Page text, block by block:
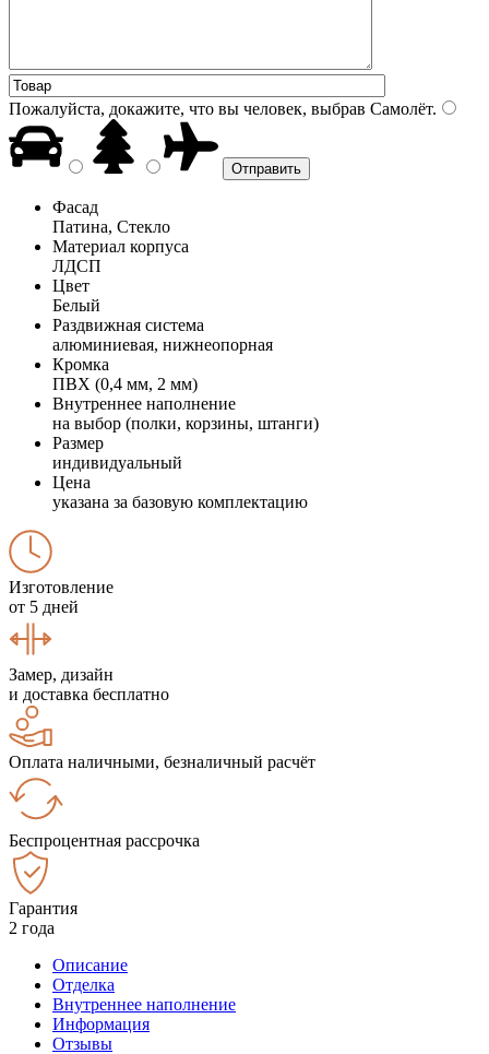
Пожалуйста, докажите, что вы человек, выбрав Самолёт.
Фасад
Патина, Стекло
Материал корпуса
ЛДСП
Цвет
Белый
Раздвижная система
алюминиевая, нижнеопорная
Кромка
ПВХ (0,4 мм, 2 мм)
Внутреннее наполнение
на выбор (полки, корзины, штанги)
Размер
индивидуальный
Цена
указана за базовую комплектацию
Изготовление
от 5 дней
Замер, дизайн
и доставка бесплатно
Оплата наличными, безналичный расчёт
Беспроцентная рассрочка
Гарантия
2 года
Описание
Отделка
Внутреннее наполнение
Информация
Отзывы